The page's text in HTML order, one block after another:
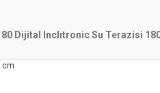
Dijital Inclıtronic Su Terazisi